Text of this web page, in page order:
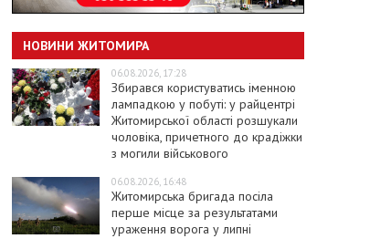
НОВИНИ ЖИТОМИРА
06.08.2026, 17:28
Збирався користуватись іменною
лампадкою у побуті: у райцентрі
Житомирської області розшукали
чоловіка, причетного до крадіжки
з могили військового
06.08.2026, 16:48
Житомирська бригада посіла
перше місце за результатами
ураження ворога у липні